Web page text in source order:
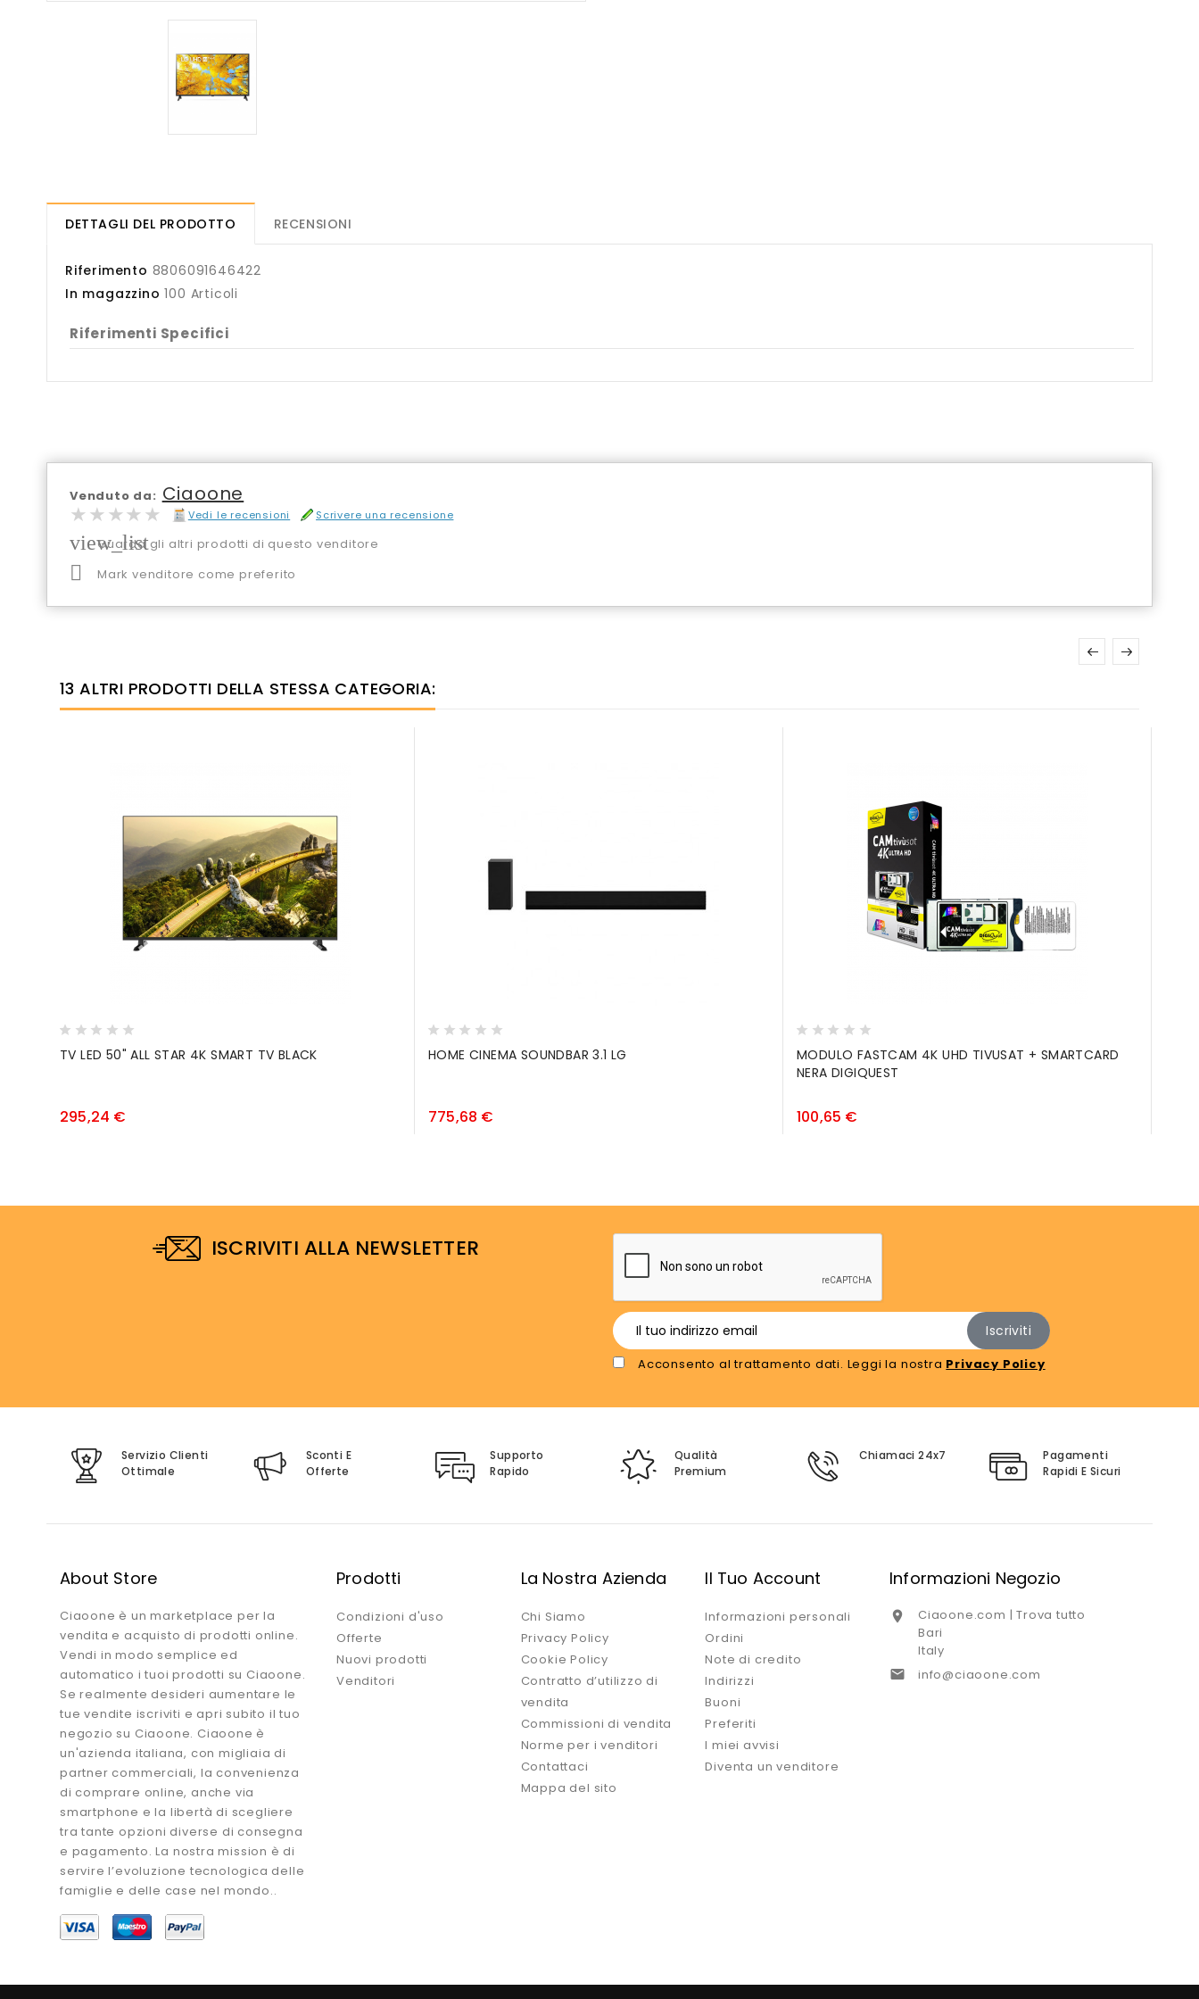
DETTAGLI DEL PRODOTTO RECENSIONI
Riferimento 8806091646422
In magazzino 100 Articoli
Riferimenti Specifici
Venduto da: Ciaoone
★★★★★
★★★★★ Vedi le recensioni Scrivere una recensione
view_list
Guarda gli altri prodotti di questo venditore
 Mark venditore come preferito
13 ALTRI PRODOTTI DELLA STESSA CATEGORIA:
TV LED 50" ALL STAR 4K SMART TV BLACK
295,24 €
HOME CINEMA SOUNDBAR 3.1 LG
775,68 €
MODULO FASTCAM 4K UHD TIVUSAT + SMARTCARD
NERA DIGIQUEST
100,65 €
ISCRIVITI ALLA NEWSLETTER
Acconsento al trattamento dati. Leggi la nostra Privacy Policy
Servizio Clienti
Ottimale
Sconti E
Offerte
Supporto
Rapido
Qualità
Premium
Chiamaci 24x7
Pagamenti
Rapidi E Sicuri
About Store
Ciaoone è un marketplace per la
vendita e acquisto di prodotti online.
Vendi in modo semplice ed
automatico i tuoi prodotti su Ciaoone.
Se realmente desideri aumentare le
tue vendite iscriviti e apri subito il tuo
negozio su Ciaoone. Ciaoone è
un'azienda italiana, con migliaia di
partner commerciali, la convenienza
di comprare online, anche via
smartphone e la libertà di scegliere
tra tante opzioni diverse di consegna
e pagamento. La nostra mission è di
servire l’evoluzione tecnologica delle
famiglie e delle case nel mondo..
Prodotti
Condizioni d'uso
Offerte
Nuovi prodotti
Venditori
La Nostra Azienda
Chi Siamo
Privacy Policy
Cookie Policy
Contratto d’utilizzo di
vendita
Commissioni di vendita
Norme per i venditori
Contattaci
Mappa del sito
Il Tuo Account
Informazioni personali
Ordini
Note di credito
Indirizzi
Buoni
Preferiti
I miei avvisi
Diventa un venditore
Informazioni Negozio

Ciaoone.com | Trova tutto
Bari
Italy
 info@ciaoone.com